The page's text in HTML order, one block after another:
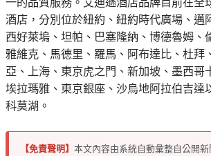
酒店，分別位於紐約、紐約時代廣場、邁
西好萊塢、坦帕、巴塞隆納、博德魯姆、
雅維克、馬德里、羅馬、阿布達比、杜拜
亞、上海、東京虎之門、新加坡、墨西哥
埃拉瑪雅、東京銀座、沙烏地阿拉伯吉達
科莫湖。
【免責聲明】 本文內容由系統自動彙整自公開新